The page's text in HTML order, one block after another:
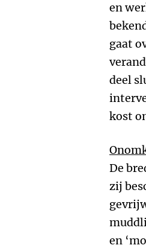
en
gaat
deel
kost
De
zij
en